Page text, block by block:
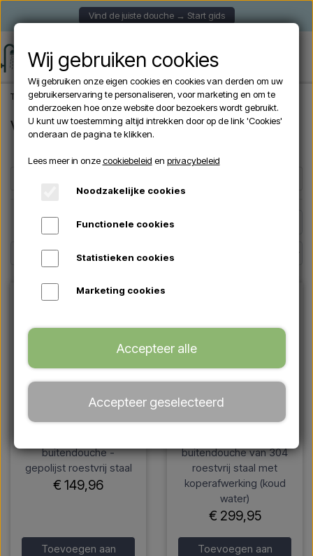
Vind de juiste douche → Start gids
Thuis Tuindouche Vrijstaande douches
Vrijstaande douches
Vorige pagina Pagina 1 / 2
buitendouche -
gepolijst roestvrij staal
€ 149,96
Toevoegen aan
buitendouche van 304
roestvrij staal met
koperafwerking (koud
water)
€ 299,95
Toevoegen aan
Wij gebruiken cookies
Wij gebruiken onze eigen cookies en cookies van derden om uw
gebruikerservaring te personaliseren, voor marketing en om te
onderzoeken hoe onze website door bezoekers wordt gebruikt.
U kunt uw toestemming altijd intrekken door op de link 'Cookies'
onderaan de pagina te klikken.
Lees meer in onzecookiebeleid en privacybeleid
Noodzakelijke cookies
Functionele cookies
Statistieken cookies
Marketing cookies
Accepteer alle
Accepteer geselecteerd